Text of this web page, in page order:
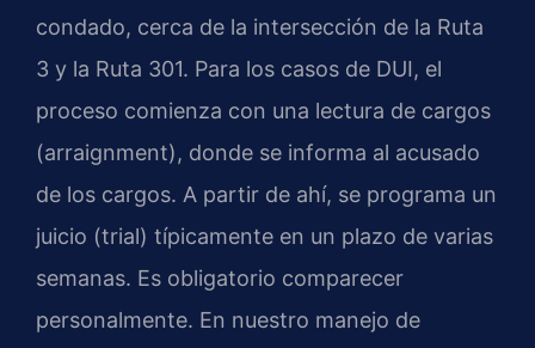
condado, cerca de la intersección de la Ruta
3 y la Ruta 301. Para los casos de DUI, el
proceso comienza con una lectura de cargos
(arraignment), donde se informa al acusado
de los cargos. A partir de ahí, se programa un
juicio (trial) típicamente en un plazo de varias
semanas. Es obligatorio comparecer
personalmente. En nuestro manejo de